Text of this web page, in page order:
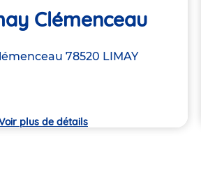
Clémenceau
78520 LIMAY
plus de détails